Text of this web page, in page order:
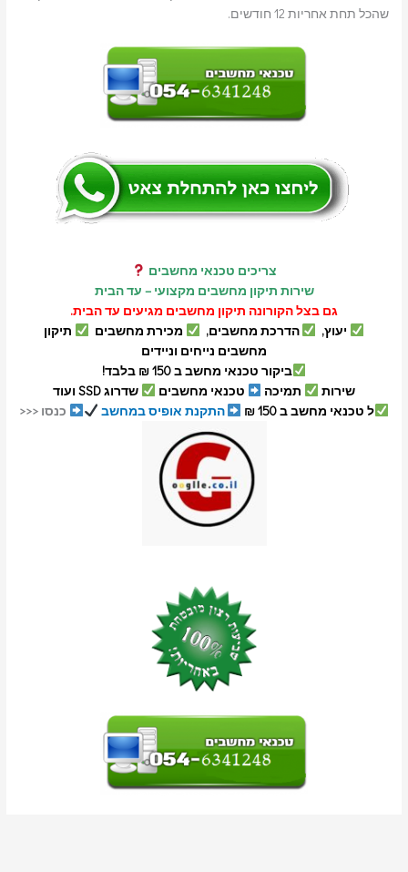
שהכל תחת אחריות 12 חודשים.
צריכים טכנאי מחשבים
שירות תיקון מחשבים מקצועי – עד הבית
גם בצל הקורונה תיקון מחשבים מגיעים עד הבית.
יעוץ,
הדרכת מחשבים, מכירת מחשבים
תיקון
מחשבים נייחים וניידים
ביקור טכנאי מחשב ב 150 ₪ בלבד!
שירות
תמיכה טכנאי מחשבים
שדרוג SSD ועוד
ל טכנאי מחשב ב 150 ₪
התקנת אופיס במחשב כנסו <<<